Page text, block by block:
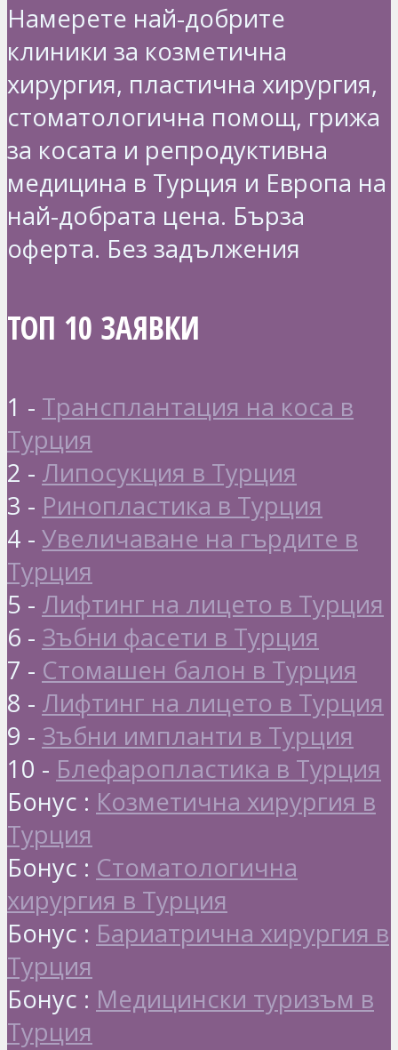
Намерете най-добрите
клиники за козметична
хирургия, пластична хирургия,
стоматологична помощ, грижа
за косата и репродуктивна
медицина в Турция и Европа на
най-добрата цена. Бърза
оферта. Без задължения
ТОП 10 ЗАЯВКИ
1 - Трансплантация на коса в
Турция
2 - Липосукция в Турция
3 - Ринопластика в Турция
4 - Увеличаване на гърдите в
Турция
5 - Лифтинг на лицето в Турция
6 - Зъбни фасети в Турция
7 - Стомашен балон в Турция
8 - Лифтинг на лицето в Турция
9 - Зъбни импланти в Турция
10 - Блефаропластика в Турция
Бонус : Козметична хирургия в
Турция
Бонус : Стоматологична
хирургия в Турция
Бонус : Бариатрична хирургия в
Турция
Бонус : Медицински туризъм в
Турция